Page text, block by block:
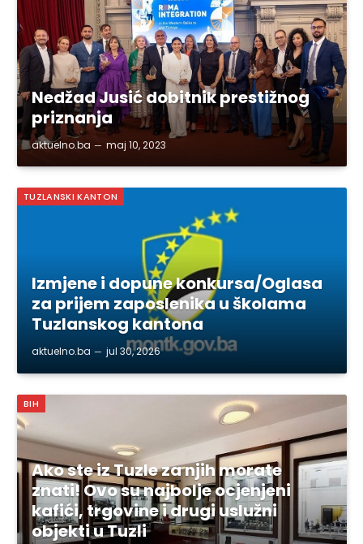
Nedžad Jusić dobitnik prestižnog
priznanja
aktuelno.ba maj 10, 2023
TUZLANSKI KANTON
Izmjene i dopune konkursa/Oglasa
za prijem zaposlenika u školama
Tuzlanskog kantona
aktuelno.ba jul 30, 2026
BIH
Ako ste iz Tuzle za njih morate
znati! Ovo su najbolje ocjenjeni
kafići, trgovine i drugi uslužni
objekti u Tuzli